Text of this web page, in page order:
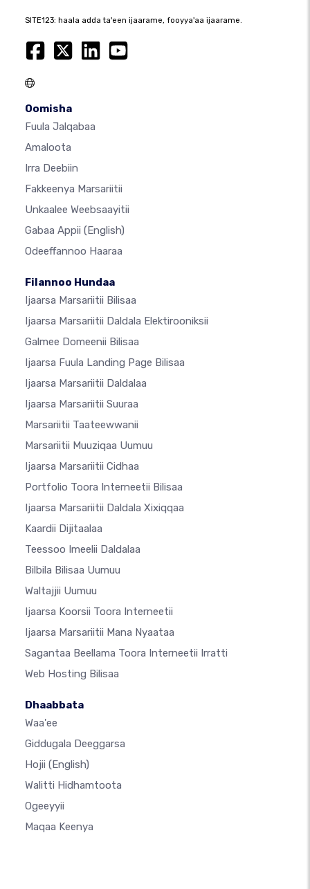
SITE123: haala adda ta'een ijaarame, fooyya'aa ijaarame.
Oomisha
Fuula Jalqabaa
Amaloota
Irra Deebiin
Fakkeenya Marsariitii
Unkaalee Weebsaayitii
Gabaa Appii (English)
Odeeffannoo Haaraa
Filannoo Hundaa
Ijaarsa Marsariitii Bilisaa
Ijaarsa Marsariitii Daldala Elektirooniksii
Galmee Domeenii Bilisaa
Ijaarsa Fuula Landing Page Bilisaa
Ijaarsa Marsariitii Daldalaa
Ijaarsa Marsariitii Suuraa
Marsariitii Taateewwanii
Marsariitii Muuziqaa Uumuu
Ijaarsa Marsariitii Cidhaa
Portfolio Toora Interneetii Bilisaa
Ijaarsa Marsariitii Daldala Xixiqqaa
Kaardii Dijitaalaa
Teessoo Imeelii Daldalaa
Bilbila Bilisaa Uumuu
Waltajjii Uumuu
Ijaarsa Koorsii Toora Interneetii
Ijaarsa Marsariitii Mana Nyaataa
Sagantaa Beellama Toora Interneetii Irratti
Web Hosting Bilisaa
Dhaabbata
Waa'ee
Giddugala Deeggarsa
Hojii (English)
Walitti Hidhamtoota
Ogeeyyii
Maqaa Keenya